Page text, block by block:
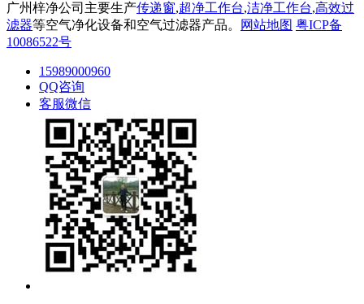
广州梓净公司主要生产传递窗,超净工作台,洁净工作台,高效过
滤器等空气净化设备和空气过滤器产品。 网站地图 粤ICP备
10086522号
15989000960
QQ咨询
客服微信